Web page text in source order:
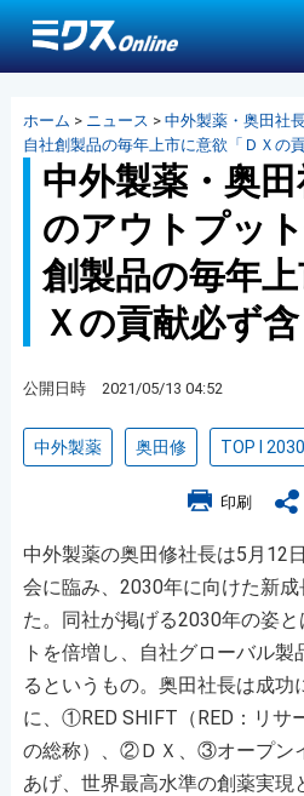
ホーム > ニュース > 中外製薬・奥田社
自社創製品の毎年上市に意欲「ＤＸの
中外製薬・奥
のアウトプッ
創製品の毎年
Ｘの貢献必ず含
公開日時 2021/05/13 04:52
中外製薬 奥田修 TOP I 2030
印刷
中外製薬の奥田修社長は5月12
会に臨み、2030年に向けた新
た。同社が掲げる2030年の姿
トを倍増し、自社グローバル
るというもの。奥田社長は成功
に、①RED SHIFT（RED：リサ
の総称）、②ＤＸ、③オープン
あげ、世界最高水準の創薬実現